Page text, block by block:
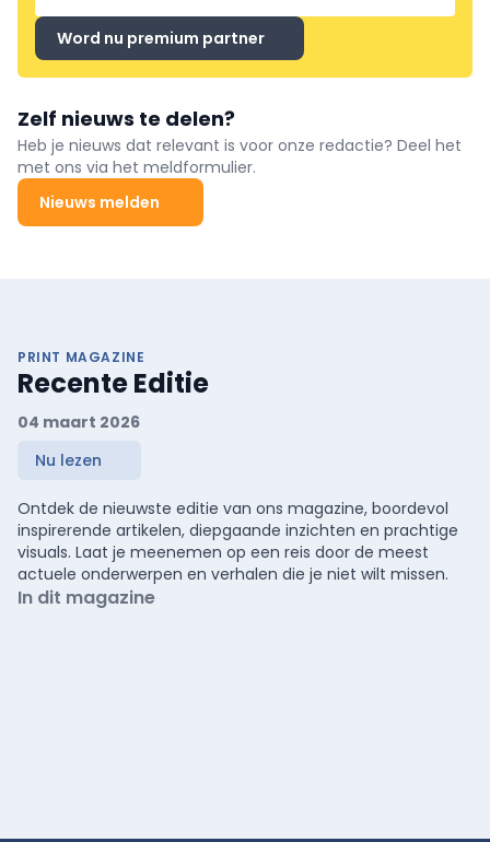
Word nu premium partner
Zelf nieuws te delen?
Heb je nieuws dat relevant is voor onze redactie? Deel het
met ons via het meldformulier.
Nieuws melden
PRINT MAGAZINE
Recente Editie
04 maart 2026
Nu lezen
Ontdek de nieuwste editie van ons magazine, boordevol
inspirerende artikelen, diepgaande inzichten en prachtige
visuals. Laat je meenemen op een reis door de meest
actuele onderwerpen en verhalen die je niet wilt missen.
In dit magazine